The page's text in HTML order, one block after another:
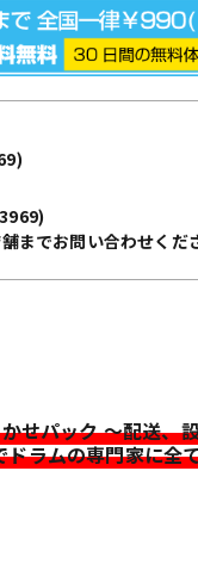
までお問い合わせくだ
せパック ～配送、
ラムの専門家に全